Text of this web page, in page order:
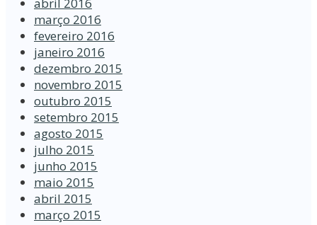
março 2016
fevereiro 2016
janeiro 2016
dezembro 2015
novembro 2015
outubro 2015
setembro 2015
agosto 2015
julho 2015
junho 2015
maio 2015
abril 2015
março 2015